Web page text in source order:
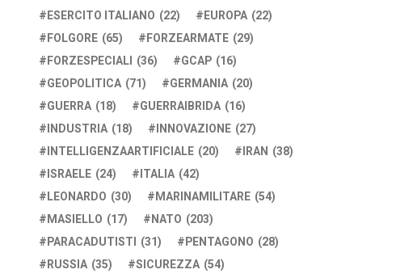
ESERCITO ITALIANO (22) EUROPA (22)
FOLGORE (65) FORZEARMATE (29)
FORZESPECIALI (36) GCAP (16)
GEOPOLITICA (71) GERMANIA (20)
GUERRA (18) GUERRAIBRIDA (16)
INDUSTRIA (18) INNOVAZIONE (27)
INTELLIGENZAARTIFICIALE (20) IRAN (38)
ISRAELE (24) ITALIA (42)
LEONARDO (30) MARINAMILITARE (54)
MASIELLO (17) NATO (203)
PARACADUTISTI (31) PENTAGONO (28)
RUSSIA (35) SICUREZZA (54)